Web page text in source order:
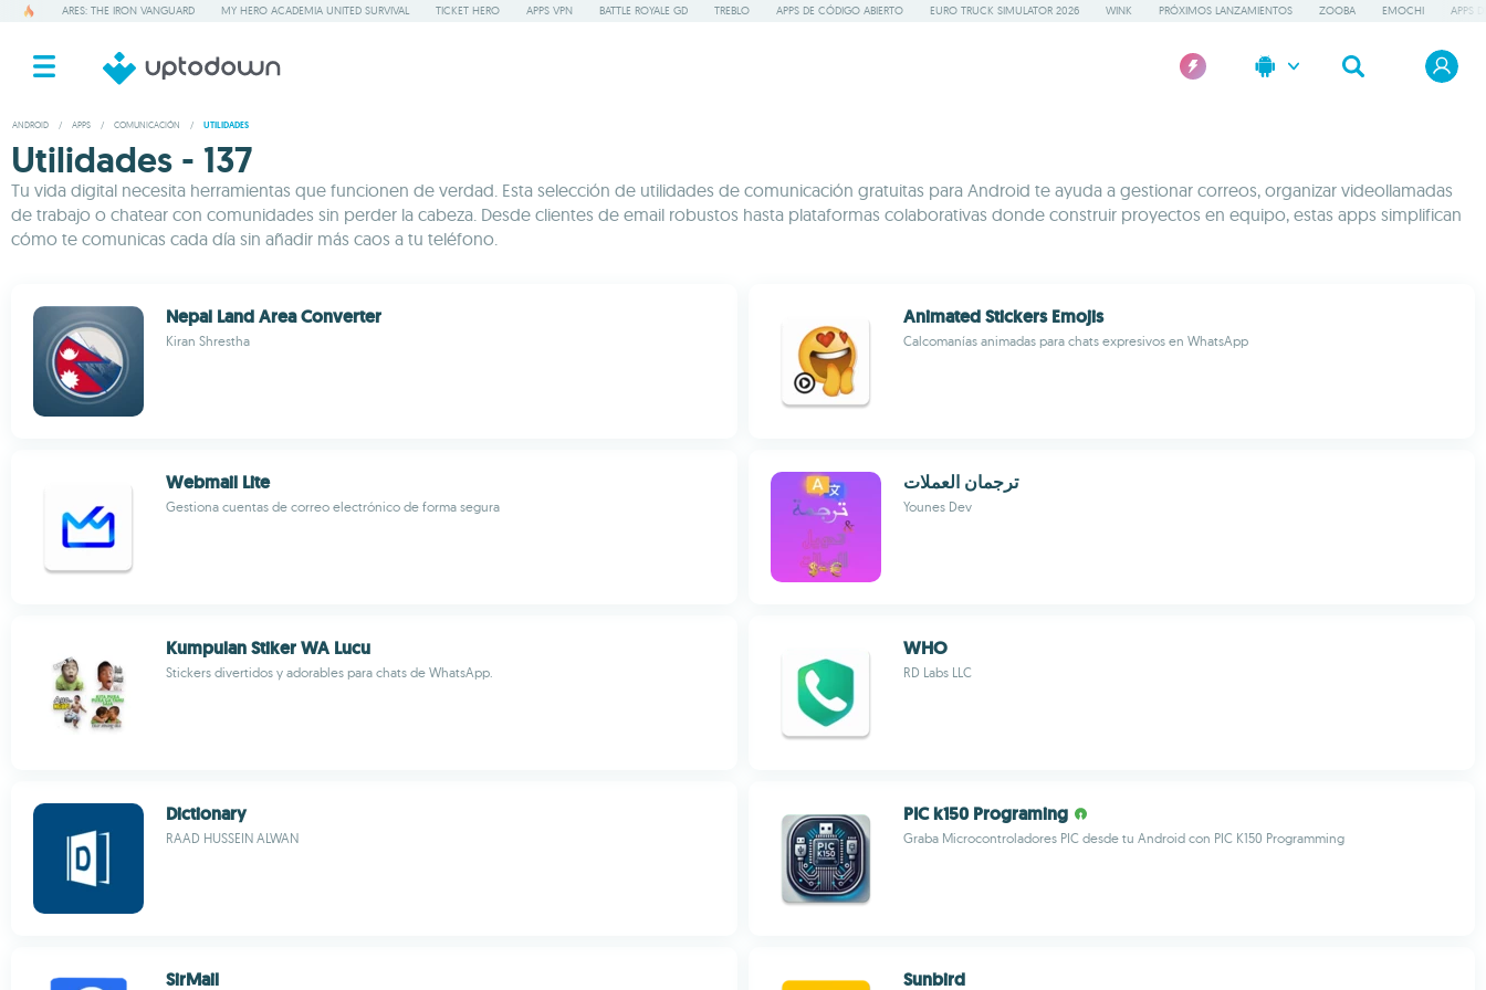
ARES: THE IRON VANGUARD MY HERO ACADEMIA UNITED SURVIVAL TICKET HERO APPS VPN BATTLE ROYALE GD TREBLO APPS DE CÓDIGO ABIERTO EURO TRUCK SIMULATOR 2026 WINK PRÓXIMOS LANZAMIENTOS ZOOBA EMOCHI APPS
ANDROID / APPS / COMUNICACIÓN / UTILIDADES
Utilidades - 137
Tu vida digital necesita herramientas que funcionen de verdad. Esta selección de utilidades de comunicación gratuitas para Android te ayuda a gestionar correos, organizar videollamadas
de trabajo o chatear con comunidades sin perder la cabeza. Desde clientes de email robustos hasta plataformas colaborativas donde construir proyectos en equipo, estas apps simplifican
cómo te comunicas cada día sin añadir más caos a tu teléfono.
Nepal Land Area Converter
Kiran Shrestha
Animated Stickers Emojis
Calcomanías animadas para chats expresivos en WhatsApp
Webmail Lite
Gestiona cuentas de correo electrónico de forma segura
ترجمان العملات
Younes Dev
Kumpulan Stiker WA Lucu
Stickers divertidos y adorables para chats de WhatsApp.
WHO
RD Labs LLC
Dictionary
RAAD HUSSEIN ALWAN
PIC k150 Programing
Graba Microcontroladores PIC desde tu Android con PIC K150 Programming
SirMail Sunbird